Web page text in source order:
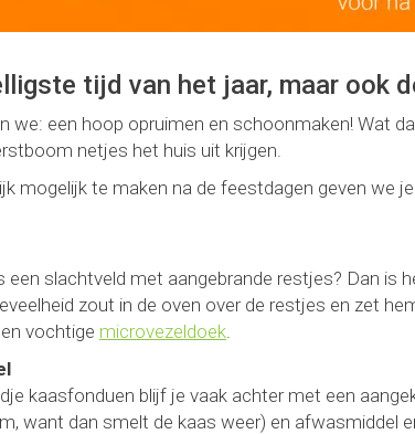
tijd van het jaar, maar ook
we: een hoop opruimen en schoonmaken! Wat
netjes het huis uit krijgen.
mogelijk te maken na de feestdagen geven we
een slachtveld met aangebrande restjes? Dan
zout in de oven over de restjes en zet
vochtige microvezeldoek.
kaasfonduen blijf je vaak achter met een
want dan smelt de kaas weer) en afwasmiddel